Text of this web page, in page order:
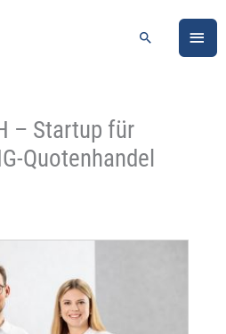
Suchen
– Startup für
Quotenhandel